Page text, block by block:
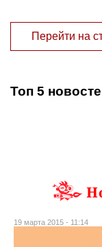
Перейти на
Топ 5
19 марта 2015 - 11:14